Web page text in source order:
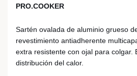
PRO.COOKER
Sartén ovalada de aluminio grueso
revestimiento antiadherente
extra resistente con ojal para colgar.
distribución del calor.